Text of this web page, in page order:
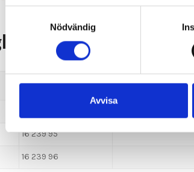
Nödvändig
Avvisa
alternativ
Order nr Beskrivning
16 239 95
16 239 96